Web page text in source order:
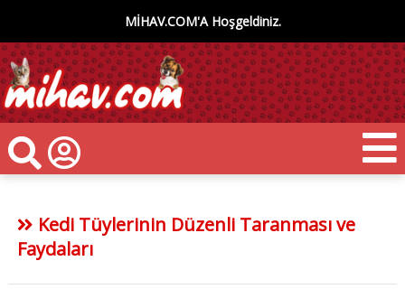
MİHAV.COM'A Hoşgeldiniz.
Kedi Tüylerinin Düzenli Taranması ve
Faydaları